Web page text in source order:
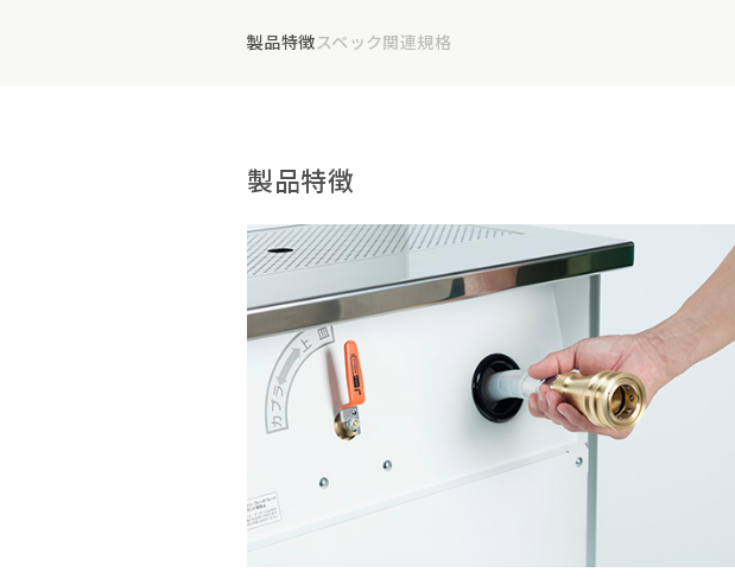
製品特徴スペック関連規格
製品特徴